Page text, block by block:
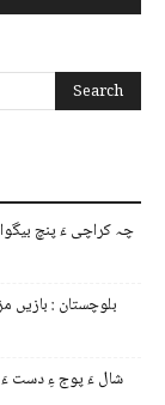
چہ کراچی ءَ پنچ
بلوچستان :
شال ءَ پوج ءِ دست ءَ